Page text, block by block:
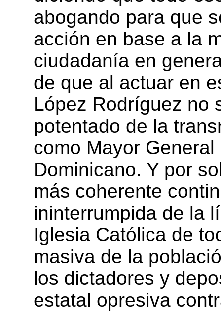
abogando para que
acción en base a la
ciudadanía en
de que al actuar en
López Rodríguez no
potentado de la
como Mayor
Dominicano. Y por
más coherente
ininterrumpida de la
Iglesia Católica de
masiva de la
los dictadores y
estatal opresiva